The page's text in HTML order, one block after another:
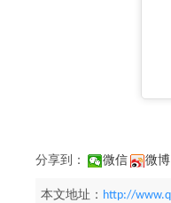
分享到： 微信 微博
本文地址： http://